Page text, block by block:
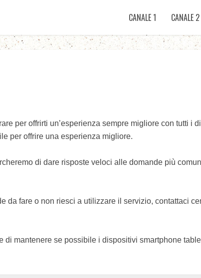
CANALE 1 CANALE 2
per offrirti un’esperienza sempre migliore con tutti i
per offrire una esperienza migliore.
di dare risposte veloci alle domande più
da fare o non riesci a utilizzare il servizio, contattaci
di mantenere se possibile i dispositivi smartphone